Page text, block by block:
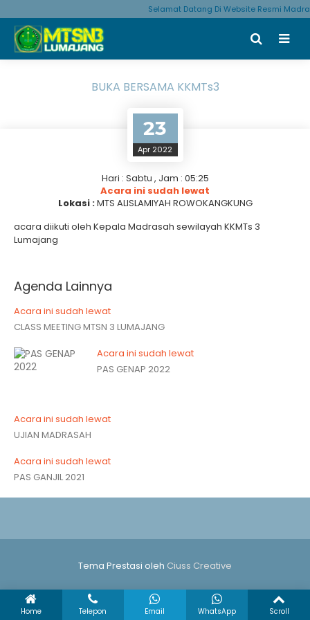
Selamat Datang Di Website Resmi
BUKA BERSAMA KKMTs3
23
Apr 2022
Hari : Sabtu , Jam : 05:25
Acara ini sudah lewat
Lokasi :MTS ALISLAMIYAH ROWOKANGKUNG
acara diikuti oleh Kepala Madrasah sewilayah KKMTs 3
Lumajang
Agenda Lainnya
Acara ini sudah lewat
CLASS MEETING MTSN 3 LUMAJANG
Acara ini sudah lewat
PAS GENAP 2022
Acara ini sudah lewat
UJIAN MADRASAH
Acara ini sudah lewat
PAS GANJIL 2021
Tema Prestasi oleh Ciuss Creative
Home Telepon Email WhatsApp Scroll